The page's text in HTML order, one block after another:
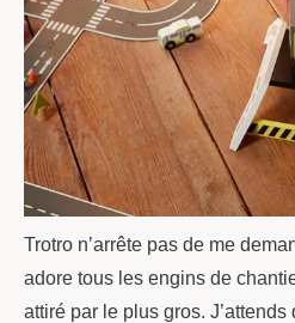
Trotro n’arrête pas de me
adore tous les engins de
attiré par le plus gros.